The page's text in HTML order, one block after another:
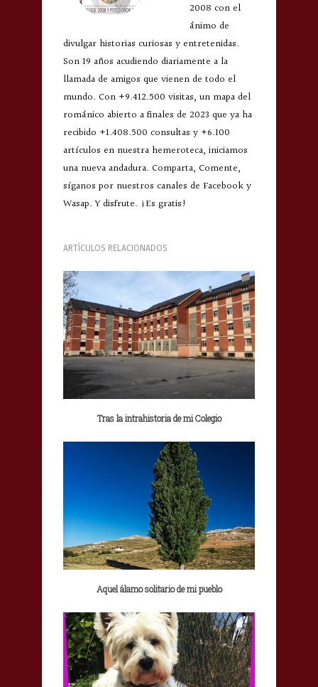
2008 con el
ánimo de
divulgar historias curiosas y entretenidas.
Son 19 años acudiendo diariamente a la
llamada de amigos que vienen de todo el
mundo. Con +9.412.500 visitas, un mapa del
románico abierto a finales de 2023 que ya ha
recibido +1.408.500 consultas y +6.100
artículos en nuestra hemeroteca, iniciamos
una nueva andadura. Comparta, Comente,
síganos por nuestros canales de Facebook y
Wasap. Y disfrute. ¡Es gratis!
ARTÍCULOS RELACIONADOS
Tras la intrahistoria de mi Colegio
Aquel álamo solitario de mi pueblo